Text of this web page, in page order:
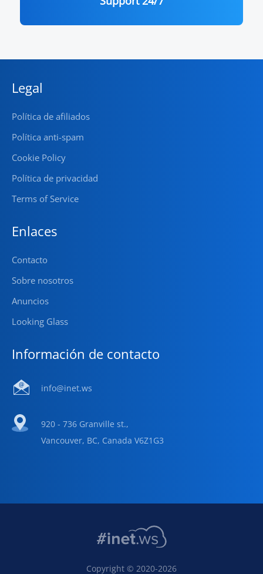
Legal
Política de afiliados
Política anti-spam
Cookie Policy
Política de privacidad
Terms of Service
Enlaces
Contacto
Sobre nosotros
Anuncios
Looking Glass
Información de contacto
info@inet.ws
920 - 736 Granville st.,
Vancouver, BC, Canada V6Z1G3
Copyright © 2020-2026